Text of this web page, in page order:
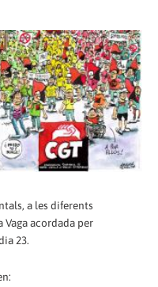
a les diferents
Vaga acordada per
23.